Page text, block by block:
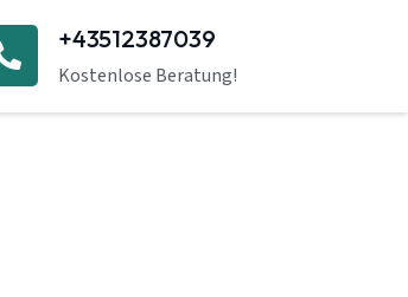
+43512387039
Kostenlose Beratung!